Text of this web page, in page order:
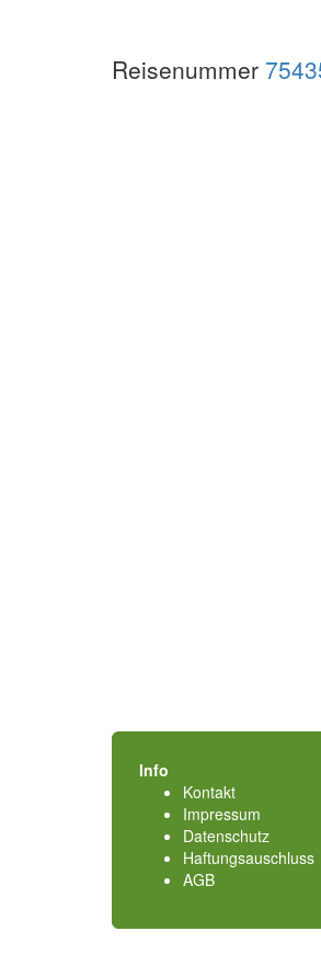
Reisenummer
Info
Kontakt
Impressum
Datenschutz
Haftungsauschluss
AGB